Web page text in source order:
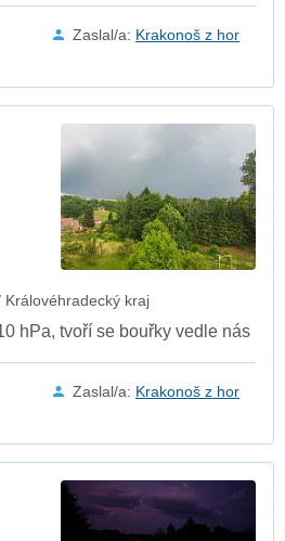
Zaslal/a: Krakonoš z hor
Královéhradecký kraj
hPa, tvoří se bouřky vedle nás
Zaslal/a: Krakonoš z hor